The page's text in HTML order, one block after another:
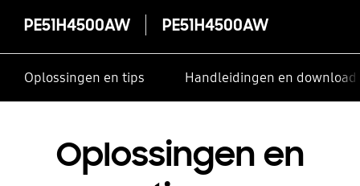
PE51H4500AW PE51H4500AW
Oplossingen en tips Handleidingen en
Oplossingen en